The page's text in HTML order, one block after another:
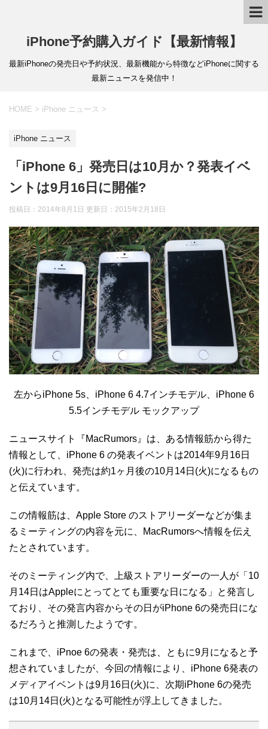
iPhone予約購入ガイド【最新情報】
最新iPhoneの発売日や予約状況、最新機能から特徴などiPhoneに関する
最新ニュースを発信中！
HOME > iPhone ニュース >
iPhone ニュース
「iPhone 6」発売日は10月か？発表イベ
ントは9月16日に開催?
投稿日：2014年8月1日 更新日： 2015年2月18日
左からiPhone 5s、iPhone 6 4.7インチモデル、iPhone 6
5.5インチモデル モックアップ
ニュースサイト『MacRumors』は、ある情報筋から得た
情報として、iPhone 6 の発表イベントは2014年9月16日
(火)に行われ、発売は約1ヶ月後の10月14日(火)になるもの
と伝えています。
この情報筋は、Apple Store のストアリーダーなどが集ま
るミーティングの内容を元に、MacRumorsへ情報を伝え
たとされています。
そのミーティング内で、上級ストアリーダーの一人が「10
月14日はAppleにとってとても重要な日になる」と発言し
ており、その発言内容からその日がiPhone 6の発売日にな
るだろうと推測したようです。
これまで、iPnoe 6の発表・発売は、ともに9月になると予
想されていましたが、今回の情報により、iPhone 6発表の
メディアイベントは9月16日(火)に、次期iPhone 6の発売
は10月14日(火)となる可能性が浮上してきました。